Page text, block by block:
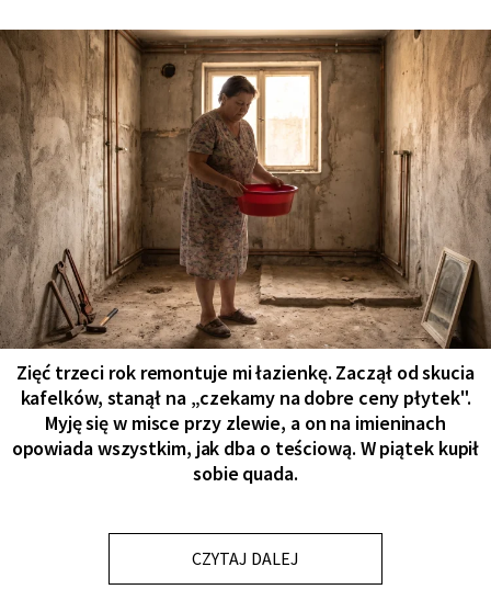
Zięć trzeci rok remontuje mi łazienkę. Zaczął od skucia
kafelków, stanął na „czekamy na dobre ceny płytek".
Myję się w misce przy zlewie, a on na imieninach
opowiada wszystkim, jak dba o teściową. W piątek kupił
sobie quada.
CZYTAJ DALEJ